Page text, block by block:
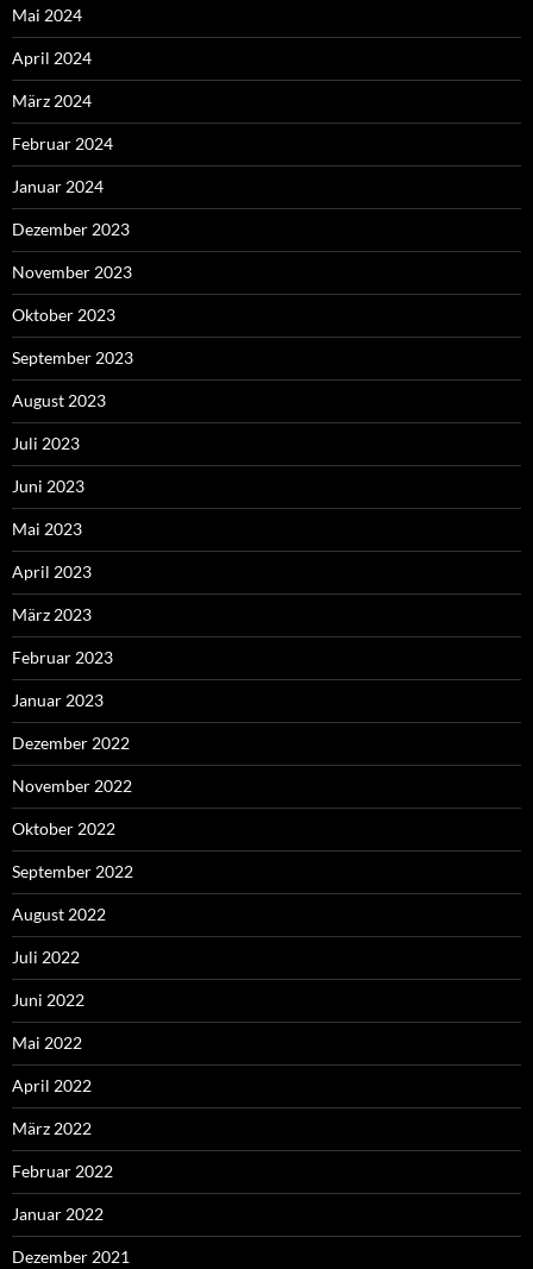
Mai 2024
April 2024
März 2024
Februar 2024
Januar 2024
Dezember 2023
November 2023
Oktober 2023
September 2023
August 2023
Juli 2023
Juni 2023
Mai 2023
April 2023
März 2023
Februar 2023
Januar 2023
Dezember 2022
November 2022
Oktober 2022
September 2022
August 2022
Juli 2022
Juni 2022
Mai 2022
April 2022
März 2022
Februar 2022
Januar 2022
Dezember 2021